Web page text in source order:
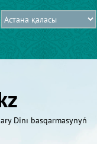
Dіnı basqarmasynyń